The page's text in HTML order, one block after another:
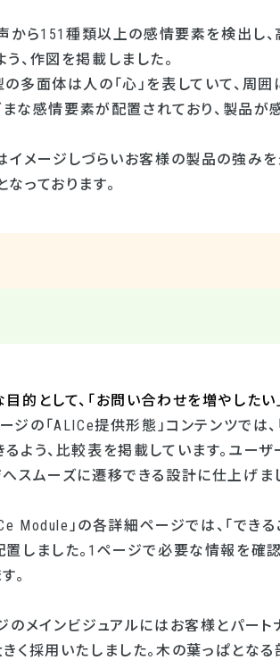
から151 種類以上の感情要素を検出し
、作図を掲載しました。
面体は人の「心」を表していて、周囲には
ざまな感情要素が配置されており、製品
イメージしづらいお客様の製品の強み
っております。
的として、「お問い合わせを増やしたい
ジの「ALICe提供形態」コンテンツでは、
よう、比較表を掲載しています。ユー
スムーズに遷移できる設計に仕上げま
Module」の各詳細ページでは、「でき
しました。 1 ページで必要な情報を確
。
のメインビジュアルにはお客様とパー
く採用いたしました。木の葉っぱとな